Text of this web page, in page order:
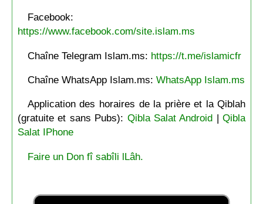
Facebook:
https://www.facebook.com/site.islam.ms
Chaîne Telegram Islam.ms: https://t.me/islamicfr
Chaîne WhatsApp Islam.ms: WhatsApp Islam.ms
Application des horaires de la prière et la Qiblah
(gratuite et sans Pubs): Qibla Salat Android |Qibla
Salat IPhone
Faire un Don fî sabîli lLâh.